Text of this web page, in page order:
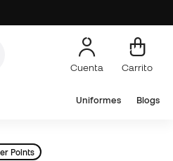
Cuenta Carrito
Uniformes Blogs
Points